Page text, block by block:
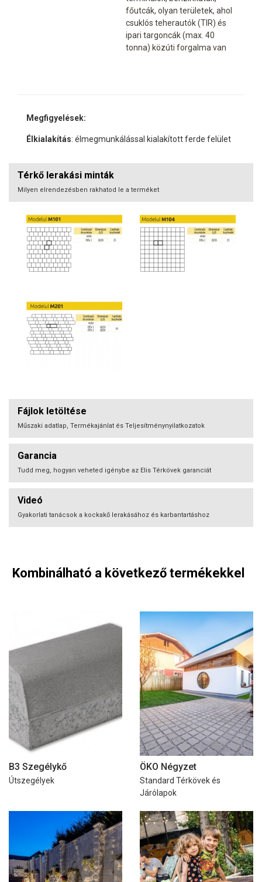
főutcák, olyan területek, ahol
csuklós teherautók (TIR) ​​és
ipari targoncák (max. 40
tonna) közúti forgalma van
Megfigyelések:
Élkialakítás: élmegmunkálással kialakított ferde felület
Térkő lerakási minták
Milyen elrendezésben rakhatod le a terméket
Fájlok letöltése
Műszaki adatlap, Termékajánlat és Teljesítménynyilatkozatok
Garancia
Tudd meg, hogyan veheted igénybe az Elis Térkövek garanciát
Videó
Gyakorlati tanácsok a kockakő lerakásához és karbantartáshoz
Kombinálható a következő termékekkel
B3 Szegélykő
Útszegélyek
ÖKO Négyzet
Standard Térkövek és
Járólapok